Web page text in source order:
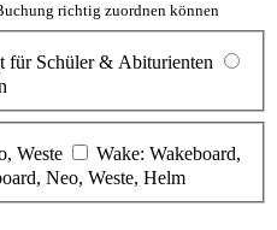
richtig zuordnen können
für Schüler & Abiturienten
Weste
Wake: Wakeboard,
Neo, Weste, Helm